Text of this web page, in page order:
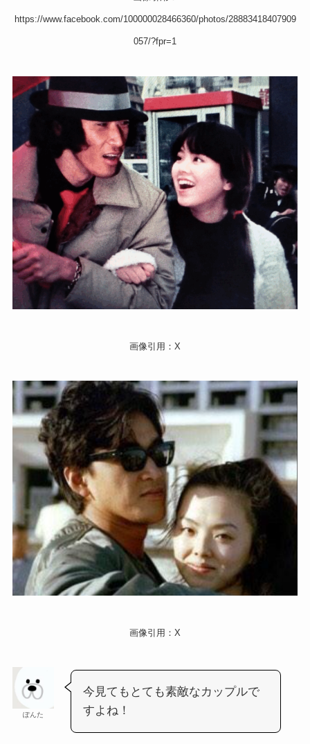
https://www.facebook.com/100000028466360/photos/28883418407909
057/?fpr=1
画像引用：X
画像引用：X
ぽんた
今見てもとても素敵なカップルで
すよね！